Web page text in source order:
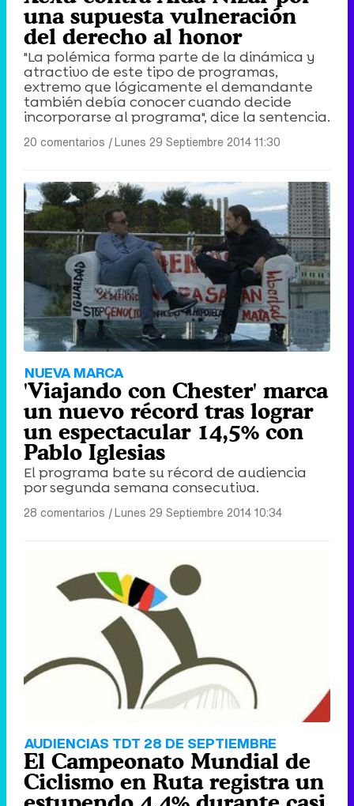
una supuesta vulneración
del derecho al honor
"La polémica forma parte de la dinámica y
atractivo de este tipo de programas,
extremo que lógicamente el demandante
también debía conocer cuando decide
incorporarse al programa", dice la sentencia.
20 comentarios |Lunes 29 Septiembre 2014 11:30
NUEVA MARCA
'Viajando con Chester' marca
un nuevo récord tras lograr
un espectacular 14,5% con
Pablo Iglesias
El programa bate su récord de audiencia
por segunda semana consecutiva.
28 comentarios |Lunes 29 Septiembre 2014 10:34
AUDIENCIAS TDT 28 DE SEPTIEMBRE
El Campeonato Mundial de
Ciclismo en Ruta registra un